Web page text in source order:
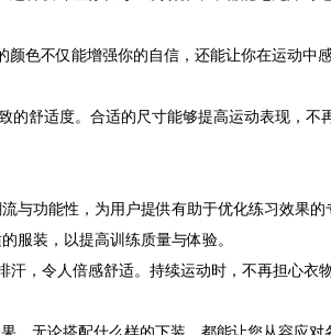
色不仅能增强你的自信，还能让你在运动中
舒适度。合适的尺寸能够提高运动表现，不
与功能性，为用户提供有助于优化练习效果的
服装，以提高训练质量与体验。
，令人倍感舒适。持续运动时，不再担心衣